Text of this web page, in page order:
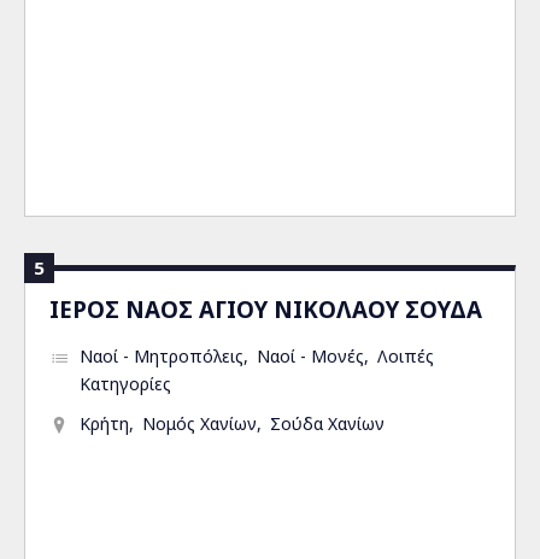
5
ΙΕΡΟΣ ΝΑΟΣ ΑΓΙΟΥ ΝΙΚΟΛΑΟΥ ΣΟΥΔΑ
Ναοί - Μητροπόλεις Ναοί - Μονές
Λοιπές
Κατηγορίες
Κρήτη
Νομός Χανίων Σούδα Χανίων